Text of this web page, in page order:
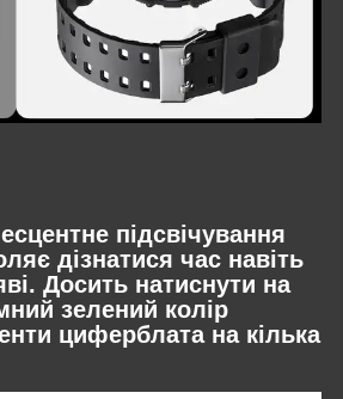
підсвічування
дізнатися час навіть
Досить натиснути на
зелений колір
циферблата на кілька